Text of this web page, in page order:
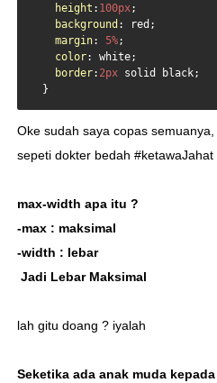
height : 100px;
background : red;
margin: 5%;
color: white;
border: 2px solid black;
  }
Oke sudah saya copas
sepeti dokter bedah #ketawaJahat
max-width apa itu ?
-max : maksimal
-width : lebar
Jadi Lebar Maksimal
lah gitu doang ? iyalah
Seketika ada anak muda